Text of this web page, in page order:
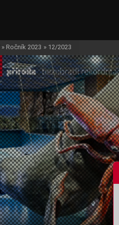
» Ročník 2023 » 12/2023